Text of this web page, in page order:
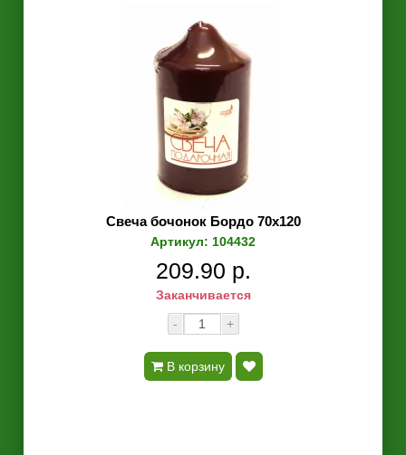
Свеча бочонок Бордо 70х120
Артикул: 104432
209.90 р.
Заканчивается
-
+
В корзину